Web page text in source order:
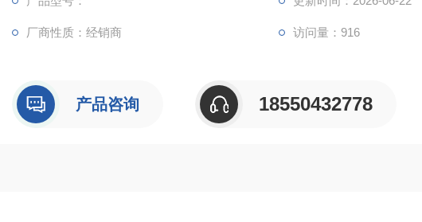
厂商性质：经销商 访问量：916
产品咨询 18550432778